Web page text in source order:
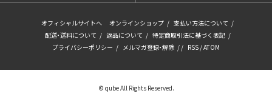
オフィシャルサイトへ オンラインショップ / 支払い方法について /
配送・送料について / 返品について / 特定商取引法に基づく表記 /
プライバシーポリシー / メルマガ登録・解除 / / RSS /ATOM
© qube All Rights Reserved.